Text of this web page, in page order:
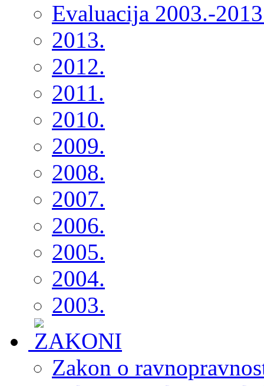
Evaluacija 2003.-
2013.
2012.
2011.
2010.
2009.
2008.
2007.
2006.
2005.
2004.
2003.
Zakon o